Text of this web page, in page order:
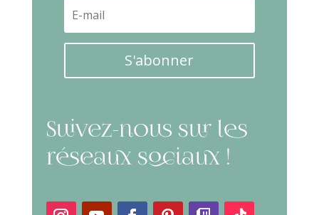
S'abonner
Suivez-nous sur les
réseaux sociaux !